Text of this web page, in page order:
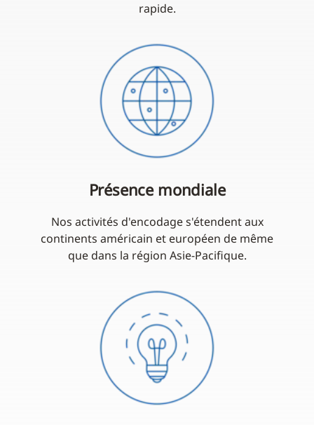
rapide.
Présence mondiale
Nos activités d'encodage s'étendent aux
continents américain et européen de même
que dans la région Asie-Pacifique.